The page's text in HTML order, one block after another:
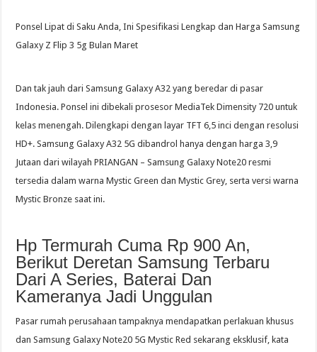
Ponsel Lipat di Saku Anda, Ini Spesifikasi Lengkap dan Harga Samsung
Galaxy Z Flip 3 5g Bulan Maret
Dan tak jauh dari Samsung Galaxy A32 yang beredar di pasar
Indonesia. Ponsel ini dibekali prosesor MediaTek Dimensity 720 untuk
kelas menengah. Dilengkapi dengan layar TFT 6,5 inci dengan resolusi
HD+. Samsung Galaxy A32 5G dibandrol hanya dengan harga 3,9
Jutaan dari wilayah PRIANGAN – Samsung Galaxy Note20 resmi
tersedia dalam warna Mystic Green dan Mystic Grey, serta versi warna
Mystic Bronze saat ini.
Hp Termurah Cuma Rp 900 An,
Berikut Deretan Samsung Terbaru
Dari A Series, Baterai Dan
Kameranya Jadi Unggulan
Pasar rumah perusahaan tampaknya mendapatkan perlakuan khusus
dan Samsung Galaxy Note20 5G Mystic Red sekarang eksklusif, kata